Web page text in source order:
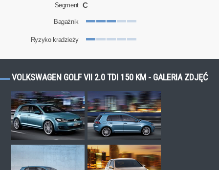
Segment C
Bagażnik
Ryzyko kradzieży
VOLKSWAGEN GOLF VII 2.0 TDI 150 KM - GALERIA ZDJĘĆ